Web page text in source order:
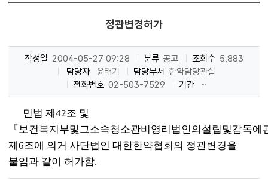
정관변경허가
작성일 2004-05-27 09:28 분류 공고 조회수 5,883
담당자
윤태기 담당부서 한약담당관실
전화번호 02-503-7529 기간 ~
민법 제42조 및
『보건복지부및그소속청소관비영리법인의설립및감독에
제6조에 의거 사단법인 대한한약협회의 정관변경을
붙임과 같이 허가함.